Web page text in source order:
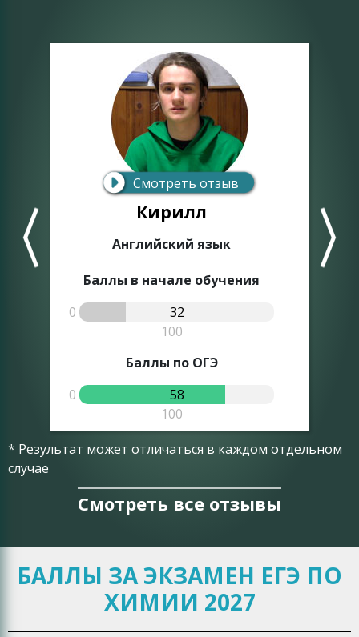
Смотреть отзыв
Кирилл
Английский язык
Баллы в начале обучения
0
32
100
Баллы по ОГЭ
0
58
100
* Результат может отличаться в каждом отдельном
случае
Смотреть все отзывы
БАЛЛЫ ЗА ЭКЗАМЕН ЕГЭ ПО
ХИМИИ 2027